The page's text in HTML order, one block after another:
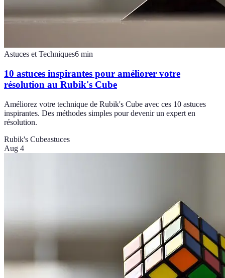
Astuces et Techniques6 min
10 astuces inspirantes pour améliorer votre
résolution au Rubik's Cube
Améliorez votre technique de Rubik's Cube avec ces 10 astuces
inspirantes. Des méthodes simples pour devenir un expert en
résolution.
Rubik's Cubeastuces
Aug 4